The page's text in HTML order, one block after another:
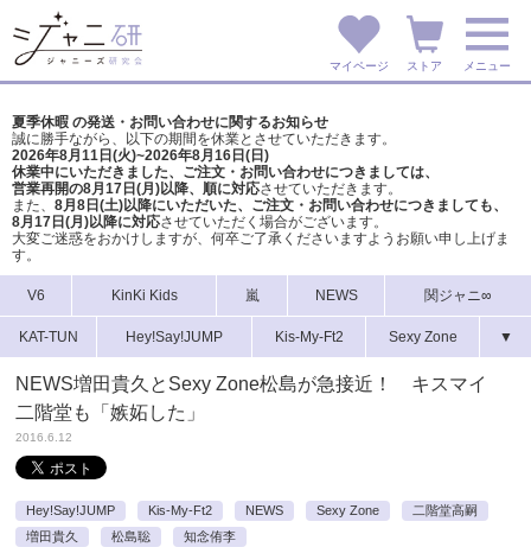
マイページ ストア メニュー
夏季休暇 の発送・お問い合わせに関するお知らせ
誠に勝手ながら、以下の期間を休業とさせていただきます。
2026年8月11日(火)~2026年8月16日(日)
休業中にいただきました、ご注文・お問い合わせにつきましては、
営業再開の8月17日(月)以降、順に対応させていただきます。
また、 8月8日(土)以降にいただいた、ご注文・ お問い合わせにつきましても、
8月17日(月)以降に対応させていただく場合がございます。
大変ご迷惑をおかけしますが、 何卒ご了承くださいますようお願い申し上げま
す。
V6 KinKi Kids 嵐 NEWS 関ジャニ∞
KAT-TUN Hey!Say!JUMP Kis-My-Ft2 Sexy Zone ▼
NEWS増田貴久とSexy Zone松島が急接近！ キスマイ
二階堂も「嫉妬した」
2016.6.12
Hey!Say!JUMP Kis-My-Ft2 NEWS Sexy Zone
二階堂高嗣
増田貴久
松島聡
知念侑李